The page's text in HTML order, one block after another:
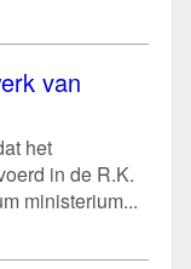
van
het
in de R.K.
ministerium...